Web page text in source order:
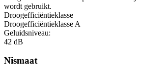
wordt gebruikt.
Droogefficiëntieklasse
Droogefficiëntieklasse A
Geluidsniveau:
42 dB
Nismaat